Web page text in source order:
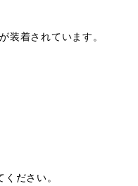
装着されています。
ださい。